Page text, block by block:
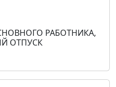
РАБОТНИКА,
ОТПУСК